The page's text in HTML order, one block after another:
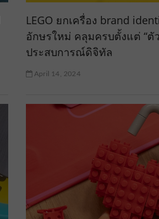
LEGO ยกเครื่อง brand
อักษรใหม่ คลุมครบตั้งแต่ “ตั
ประสบการณ์ดิจิทัล
April 14, 2024